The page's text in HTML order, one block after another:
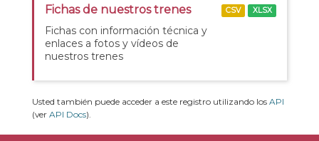
Fichas de nuestros trenes
Fichas con información técnica y
enlaces a fotos y vídeos de
nuestros trenes
CSV XLSX
Usted también puede acceder a este registro utilizando los API
(ver API Docs).